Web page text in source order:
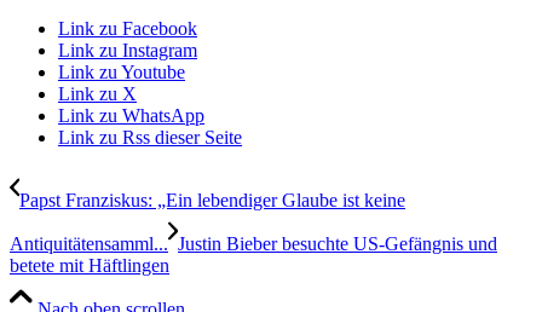
Link zu Facebook
Link zu Instagram
Link zu Youtube
Link zu X
Link zu WhatsApp
Link zu Rss dieser Seite
Papst Franziskus: „Ein lebendiger Glaube ist keine
Antiquitätensamml... Justin Bieber besuchte US-Gefängnis und
betete mit Häftlingen